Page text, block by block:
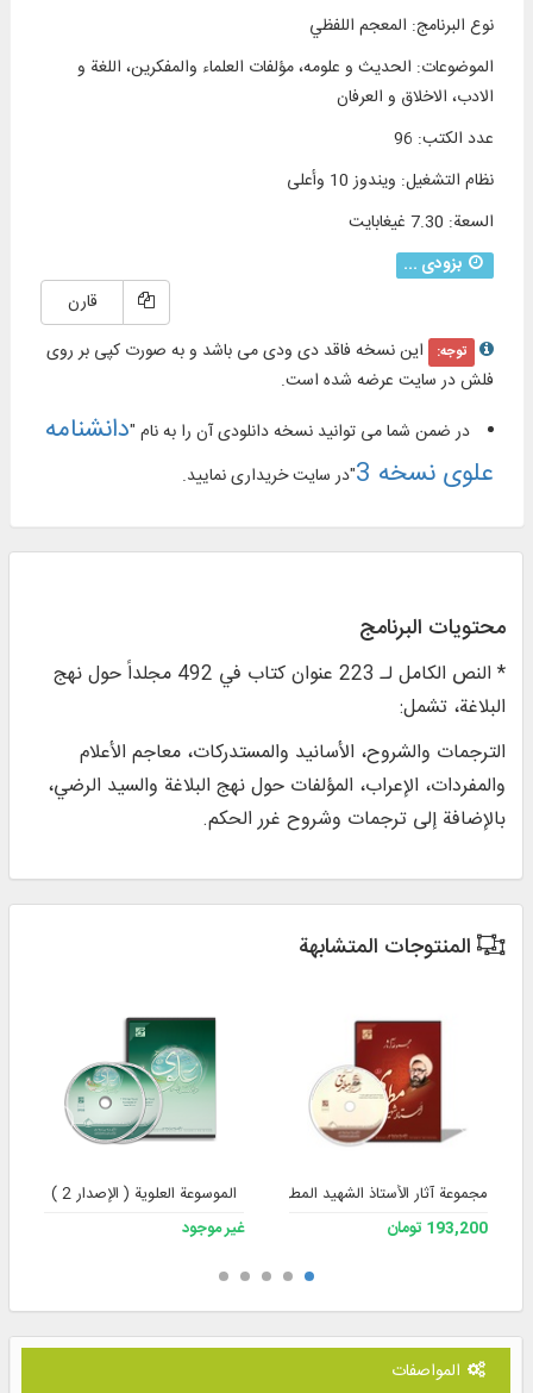
نوع البرنامج: المعجم اللفظي
الموضوعات: الحديث و علومه، مؤلفات العلماء والمفكرين، اللغة و
الادب، الاخلاق و العرفان
عدد الكتب:
96
نظام التشغیل: ويندوز 10 وأعلی
السعة: 7.30 غيغابايت
بزودی ...
قارن
توجه:
این نسخه فاقد دی ودی می باشد و به صورت کپی بر روی
فلش در سایت عرضه شده است.
در ضمن شما می توانید نسخه دانلودی آن را به نام "دانشنامه
علوی نسخه 3
"در سایت خریداری نمایید.
محتويات البرنامج
* النص الكامل لـ 223 عنوان كتاب في 492 مجلداً حول نهج
البلاغة، تشمل:
الترجمات والشروح، الأسانيد والمستدركات، معاجم الأعلام
والمفردات، الإعراب، المؤلفات حول نهج البلاغة والسيد الرضي،
بالإضافة إلى ترجمات وشروح غرر الحكم.
المنتوجات المتشابهة
مجموعة آثار الأستاذ الشهيد المطهري – الإصدار 3
193,200 تومان
الموسوعة العلوية ( الإصدار 2 )
غير موجود
المواصفات